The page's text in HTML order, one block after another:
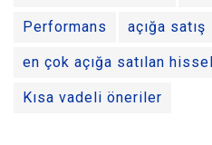
Performans açığa satış
en çok açığa satılan
Kısa vadeli öneriler